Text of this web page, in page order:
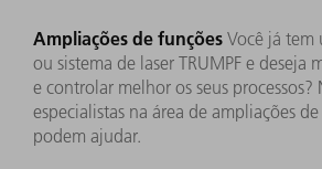
Ampliações de funções Você já tem
ou sistema de laser TRUMPF e deseja
e controlar melhor os seus processos?
especialistas na área de ampliações
podem ajudar.